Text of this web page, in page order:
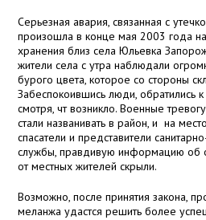
Серьезная авария, связанная с
произошла в конце мая 2003 года
хранения близ села Юльевка
жители села с утра наблюдали
бурого цвета, которое со стороны
Забеспокоившись люди, обратились
смотря, чт возникло. Военные
стали названивать в район, и на
спасатели и представители
службы, правдивую информацию об
от местных жителей скрыли.
Возможно, после принятия закона,
меланжа удастся решить более